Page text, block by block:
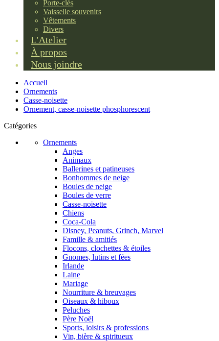
Porte-clés
Vaisselle souvenirs
Vêtements
Divers
L'Atelier
À propos
Nous joindre
Accueil
Ornements
Casse-noisette
Ornement, casse-noisette phosphorescent
Catégories
Ornements
Anges
Animaux
Ballerines et patineuses
Bonhommes de neige
Boules de neige
Boules de verre
Casse-noisette
Chiens
Coca-Cola
Disney, Peanuts, Grinch, Marvel
Famille & amitiés
Flocons, clochettes & étoiles
Gnomes, lutins et fées
Irlande
Laine
Mariage
Nourriture & breuvages
Oiseaux & hiboux
Peluches
Père Noël
Sports, loisirs & professions
Vin, bière & spiritueux